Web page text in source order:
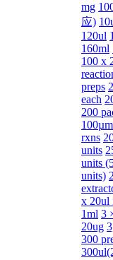
mg
应)
120ul
160ml
100 x
preps
each
200
rxns
units
units
units)
x 20ul
1ml 3
20ug
300